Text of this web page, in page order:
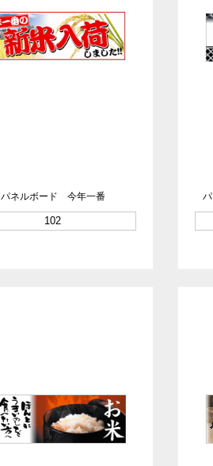
パネルボード 今年一番
102